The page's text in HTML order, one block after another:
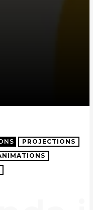
PROJECTIONS